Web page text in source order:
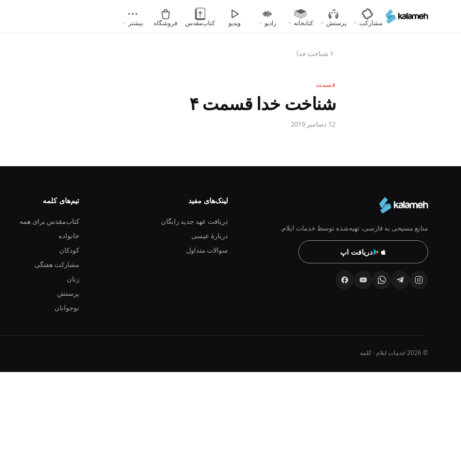
محتوای
مشارکت پرستش کتابخانه رادیو ویدیو کتاب‌مقدس فروشگاه بیشتر
شناخت خدا
قسمت
شناخت خدا قسمت ۴
12 دسامبر 2019
منابع مسیحی به فارسی، تهیه‌شده توسط خدمات ایلام.
دریافت اپ
لینک‌های مفید
دریافت عهد جدید رایگان
دربارهٔ عیسی
سوالات متداول
تیم‌های کلمه
کتاب‌مقدس برای همه
خانواده
کودکان
مشارکت هفتگی
زنان
پرستش
نوجوانان
© 2026 خدمات ایلام · کلمه